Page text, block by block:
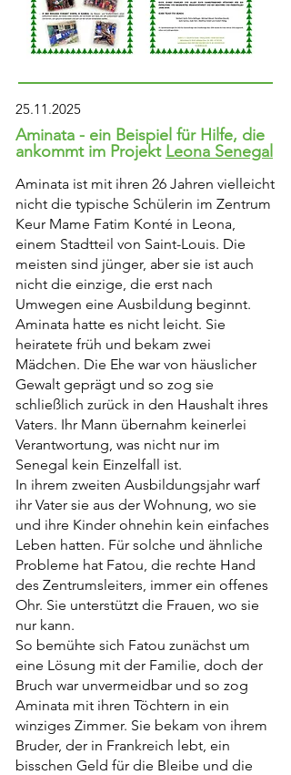
25.11.2025
Aminata - ein Beispiel für Hilfe, die
ankommt im Projekt Leona Senegal
Aminata ist mit ihren 26 Jahren vielleicht
nicht die typische Schülerin im Zentrum
Keur Mame Fatim Konté in Leona,
einem Stadtteil von Saint-Louis. Die
meisten sind jünger, aber sie ist auch
nicht die einzige, die erst nach
Umwegen eine Ausbildung beginnt.
Aminata hatte es nicht leicht. Sie
heiratete früh und bekam zwei
Mädchen. Die Ehe war von häuslicher
Gewalt geprägt und so zog sie
schließlich zurück in den Haushalt ihres
Vaters. Ihr Mann übernahm keinerlei
Verantwortung, was nicht nur im
Senegal kein Einzelfall ist.
In ihrem zweiten Ausbildungsjahr warf
ihr Vater sie aus der Wohnung, wo sie
und ihre Kinder ohnehin kein einfaches
Leben hatten. Für solche und ähnliche
Probleme hat Fatou, die rechte Hand
des Zentrumsleiters, immer ein offenes
Ohr. Sie unterstützt die Frauen, wo sie
nur kann.
So bemühte sich Fatou zunächst um
eine Lösung mit der Familie, doch der
Bruch war unvermeidbar und so zog
Aminata mit ihren Töchtern in ein
winziges Zimmer. Sie bekam von ihrem
Bruder, der in Frankreich lebt, ein
bisschen Geld für die Bleibe und die